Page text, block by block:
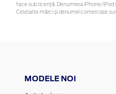
face sub licență. Denumirea iPhone/iPod
Celelalte mărci și denumiri comerciale
MODELE NOI